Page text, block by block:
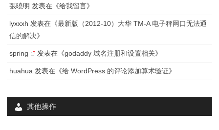
張曉明 发表在《给我留言》
lyxxxh 发表在《最新版（2012-10）大华 TM-A 电子秤网口无法通
信的解决》
spring 发表在《godaddy 域名注册和设置相关》
huahua 发表在《给 WordPress 的评论添加算术验证》
其他操作